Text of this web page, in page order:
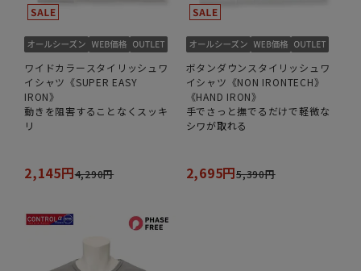
ワイドカラースタイリッシュワ
イシャツ《SUPER EASY
IRON》
動きを阻害することなくスッキ
リ
2,145円4,290円
ボタンダウンスタイリッシュワ
イシャツ《NON IRONTECH》
《HAND IRON》
手でさっと撫でるだけで軽微な
シワが取れる
2,695円5,390円